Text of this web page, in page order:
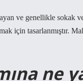
ve genellikle sokak
için tasarlanmıştır.
ne